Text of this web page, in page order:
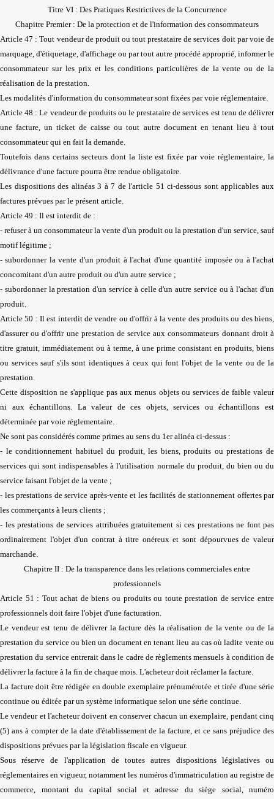
Titre VI : Des Pratiques Restrictives de la Concurrence
Chapitre Premier : De la protection et de l'information des consommateurs
Article 47 : Tout vendeur de produit ou tout prestataire de services doit par voie de
marquage, d'étiquetage, d'affichage ou par tout autre procédé approprié, informer le
consommateur sur les prix et les conditions particulières de la vente ou de la
réalisation de la prestation.
Les modalités d'information du consommateur sont fixées par voie réglementaire.
Article 48 : Le vendeur de produits ou le prestataire de services est tenu de délivrer
une facture, un ticket de caisse ou tout autre document en tenant lieu à tout
consommateur qui en fait la demande.
Toutefois dans certains secteurs dont la liste est fixée par voie réglementaire, la
délivrance d'une facture pourra être rendue obligatoire.
Les dispositions des alinéas 3 à 7 de l'article 51 ci-dessous sont applicables aux
factures prévues par le présent article.
Article 49 : Il est interdit de :
- refuser à un consommateur la vente d'un produit ou la prestation d'un service, sauf
motif légitime ;
- subordonner la vente d'un produit à l'achat d'une quantité imposée ou à l'achat
concomitant d'un autre produit ou d'un autre service ;
- subordonner la prestation d'un service à celle d'un autre service ou à l'achat d'un
produit.
Article 50 : Il est interdit de vendre ou d'offrir à la vente des produits ou des biens,
d'assurer ou d'offrir une prestation de service aux consommateurs donnant droit à
titre gratuit, immédiatement ou à terme, à une prime consistant en produits, biens
ou services sauf s'ils sont identiques à ceux qui font l'objet de la vente ou de la
prestation.
Cette disposition ne s'applique pas aux menus objets ou services de faible valeur
ni aux échantillons. La valeur de ces objets, services ou échantillons est
déterminée par voie réglementaire.
Ne sont pas considérés comme primes au sens du 1er alinéa ci-dessus :
- le conditionnement habituel du produit, les biens, produits ou prestations de
services qui sont indispensables à l'utilisation normale du produit, du bien ou du
service faisant l'objet de la vente ;
- les prestations de service après-vente et les facilités de stationnement offertes par
les commerçants à leurs clients ;
- les prestations de services attribuées gratuitement si ces prestations ne font pas
ordinairement l'objet d'un contrat à titre onéreux et sont dépourvues de valeur
marchande.
Chapitre II : De la transparence dans les relations commerciales entre
professionnels
Article 51 : Tout achat de biens ou produits ou toute prestation de service entre
professionnels doit faire l'objet d'une facturation.
Le vendeur est tenu de délivrer la facture dès la réalisation de la vente ou de la
prestation du service ou bien un document en tenant lieu au cas où ladite vente ou
prestation du service entrerait dans le cadre de règlements mensuels à condition de
délivrer la facture à la fin de chaque mois. L'acheteur doit réclamer la facture.
La facture doit être rédigée en double exemplaire prénumérotée et tirée d'une série
continue ou éditée par un système informatique selon une série continue.
Le vendeur et l'acheteur doivent en conserver chacun un exemplaire, pendant cinq
(5) ans à compter de la date d'établissement de la facture, et ce sans préjudice des
dispositions prévues par la législation fiscale en vigueur.
Sous réserve de l'application de toutes autres dispositions législatives ou
réglementaires en vigueur, notamment les numéros d'immatriculation au registre de
commerce, montant du capital social et adresse du siège social, numéro